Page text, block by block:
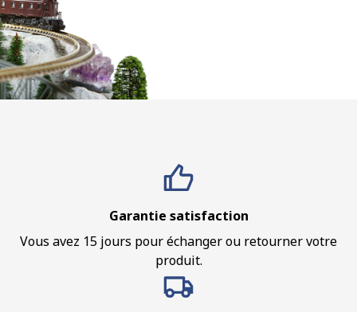
Garantie satisfaction
Vous avez 15 jours pour échanger ou retourner votre
produit.